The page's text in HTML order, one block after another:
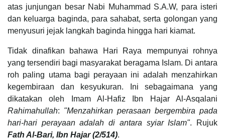
atas junjungan besar Nabi Muhammad S.A.W, para isteri
dan keluarga baginda, para sahabat, serta golongan yang
menyusuri jejak langkah baginda hingga hari kiamat.
Tidak dinafikan bahawa Hari Raya mempunyai rohnya
yang tersendiri bagi masyarakat beragama Islam. Di antara
roh paling utama bagi perayaan ini adalah menzahirkan
kegembiraan dan kesyukuran. Ini sebagaimana yang
dikatakan oleh Imam Al-Hafiz Ibn Hajar Al-Asqalani
Rahimahullah: "Menzahirkan perasaan bergembira pada
hari-hari perayaan adalah di antara syiar Islam". Rujuk
Fath Al-Bari, Ibn Hajar (2/514).